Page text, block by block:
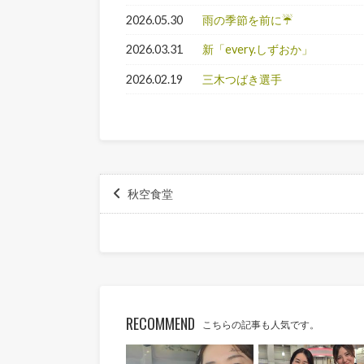
2026.05.30 雨の季節を前に☔
2026.03.31 新「every.しずおか」
2026.02.19 三木つばき選手
秋空食堂
RECOMMEND こちらの記事も人気です。